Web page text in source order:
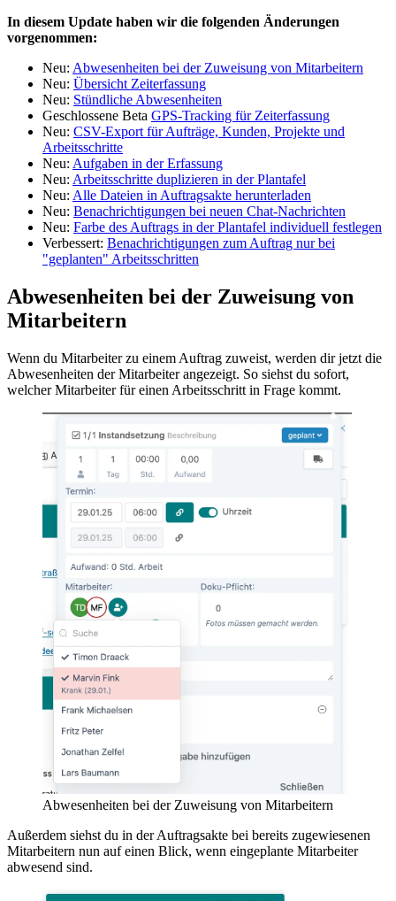
In diesem Update haben wir die folgenden Änderungen
vorgenommen:
Neu: Abwesenheiten bei der Zuweisung von Mitarbeitern
Neu: Übersicht Zeiterfassung
Neu: Stündliche Abwesenheiten
Geschlossene Beta GPS-Tracking für Zeiterfassung
Neu: CSV-Export für Aufträge, Kunden, Projekte und
Arbeitsschritte
Neu: Aufgaben in der Erfassung
Neu: Arbeitsschritte duplizieren in der Plantafel
Neu: Alle Dateien in Auftragsakte herunterladen
Neu: Benachrichtigungen bei neuen Chat-Nachrichten
Neu: Farbe des Auftrags in der Plantafel individuell festlegen
Verbessert: Benachrichtigungen zum Auftrag nur bei
"geplanten" Arbeitsschritten
Abwesenheiten bei der Zuweisung von
Mitarbeitern
Wenn du Mitarbeiter zu einem Auftrag zuweist, werden dir jetzt die
Abwesenheiten der Mitarbeiter angezeigt. So siehst du sofort,
welcher Mitarbeiter für einen Arbeitsschritt in Frage kommt.
Abwesenheiten bei der Zuweisung von Mitarbeitern
Außerdem siehst du in der Auftragsakte bei bereits zugewiesenen
Mitarbeitern nun auf einen Blick, wenn eingeplante Mitarbeiter
abwesend sind.